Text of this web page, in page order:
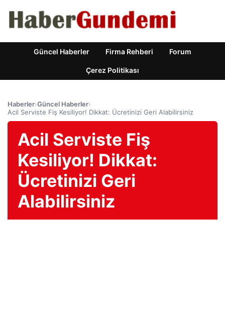
Güncel Haberler Firma Rehberi Forum
Çerez Politikası
Haberler›Güncel Haberler›
Acil Serviste Fiş Kesiliyor! Dikkat: Ücretinizi Geri Alabilirsiniz
Acil Serviste Fiş
Kesiliyor! Dikkat:
Ücretinizi Geri
Alabilirsiniz